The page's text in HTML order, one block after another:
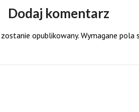
Dodaj komentarz
opublikowany. Wymagane pola